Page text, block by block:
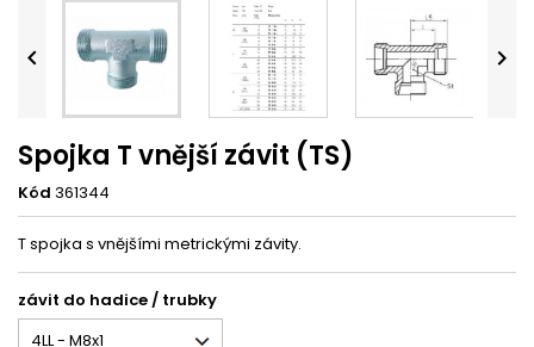
 
Spojka T vnější závit (TS)
Kód 361344
T spojka s vnějšími metrickými závity.
závit do hadice / trubky